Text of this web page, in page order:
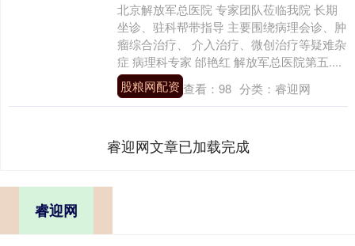
北京解放军总医院 专家团队莅临我院 长期
坐诊、驻科帮带指导 主要围绕病理会诊、肿
瘤综合治疗、 介入治疗、微创治疗等疑难杂
症 病理科专家 邰艳红 解放军总医院第五....
股粮网配资 查看： 98 分类： 睿迎网
睿迎网文章已加载完成
睿迎网